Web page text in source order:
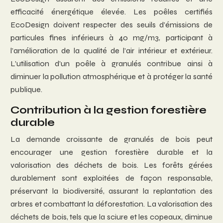
efficacité énergétique élevée. Les poêles certifiés
EcoDesign doivent respecter des seuils d’émissions de
particules fines inférieurs à 40 mg/m3, participant à
l’amélioration de la qualité de l’air intérieur et extérieur.
L’utilisation d’un poêle à granulés contribue ainsi à
diminuer la pollution atmosphérique et à protéger la santé
publique.
Contribution à la gestion forestière
durable
La demande croissante de granulés de bois peut
encourager une gestion forestière durable et la
valorisation des déchets de bois. Les forêts gérées
durablement sont exploitées de façon responsable,
préservant la biodiversité, assurant la replantation des
arbres et combattant la déforestation. La valorisation des
déchets de bois, tels que la sciure et les copeaux, diminue